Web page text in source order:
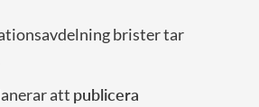
brister tar
att publicera